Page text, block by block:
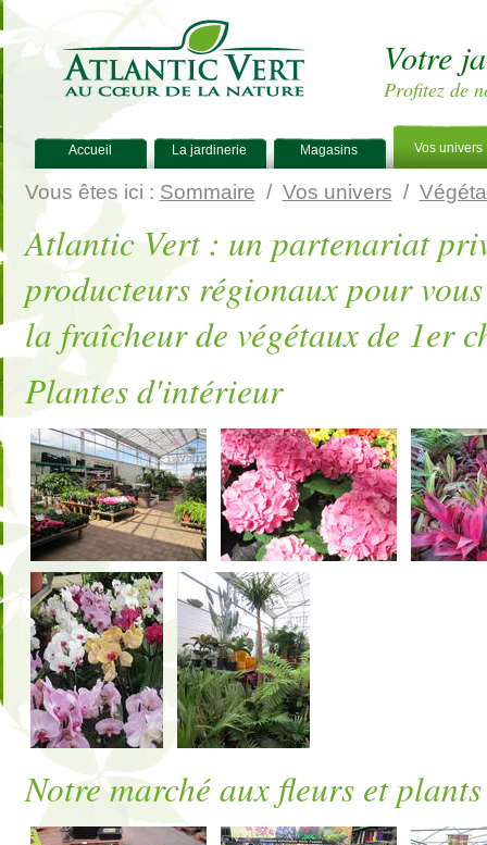
Votre
Profitez de
Accueil La jardinerie Magasins Vos univers
Vous êtes ici : Sommaire / Vos univers /
Atlantic Vert : un partenariat
producteurs régionaux pour
la fraîcheur de végétaux de 1er
Plantes d'intérieur
Notre marché aux fleurs et